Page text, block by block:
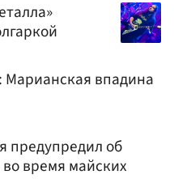
впадина
предупредил об
во время майских